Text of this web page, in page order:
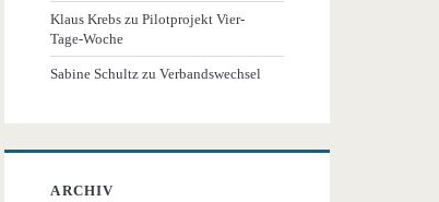
Klaus Krebs zuPilotprojekt Vier-
Tage-Woche
Sabine Schultz zuVerbandswechsel
ARCHIV